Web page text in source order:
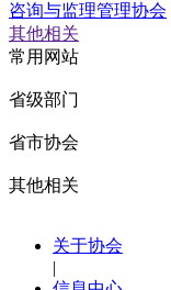
咨询与监理管理协会
其他相关
常用网站
省级部门
省市协会
其他相关
关于协会
|